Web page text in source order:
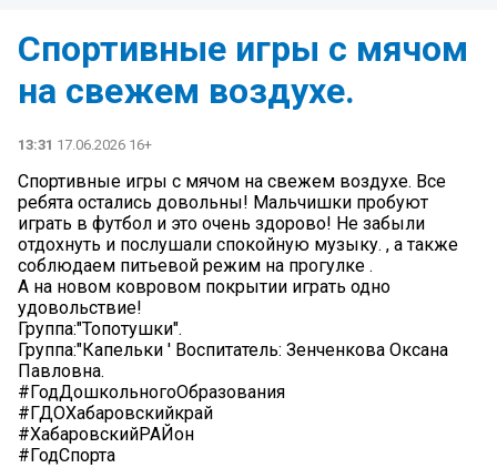
Спортивные игры с мячом
на свежем воздухе.
13:31 17.06.2026 16+
Спортивные игры с мячом на свежем воздухе. Все
ребята остались довольны! Мальчишки пробуют
играть в футбол и это очень здорово! Не забыли
отдохнуть и послушали спокойную музыку. , а также
соблюдаем питьевой режим на прогулке .
А на новом ковровом покрытии играть одно
удовольствие!
Группа:"Топотушки".
Группа:"Капельки ' Воспитатель: Зенченкова Оксана
Павловна.
#ГодДошкольногоОбразования
#ГДОХабаровскийкрай
#ХабаровскийРАЙон
#ГодСпорта